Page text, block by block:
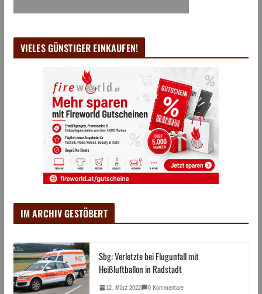
VIELES GÜNSTIGER EINKAUFEN!
IM ARCHIV GESTÖBERT
Sbg: Verletzte bei Flugunfall mit
Heißluftballon in Radstadt
12. März 2022 0 Kommentare